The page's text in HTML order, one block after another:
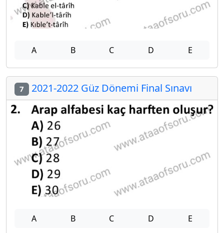
A B C D E
7 2021-2022 Güz Dönemi Final Sınavı
A B C D E